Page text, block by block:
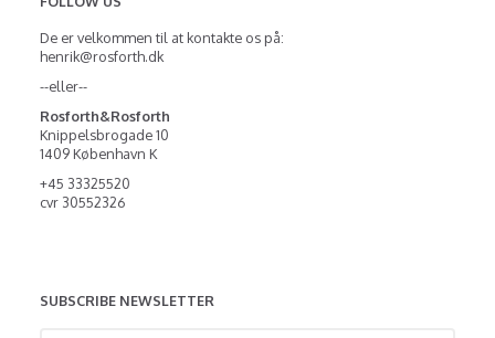
De er velkommen til at kontakte os på:
henrik@rosforth.dk
--eller--
Rosforth&Rosforth
Knippelsbrogade 10
1409 København K
+45 33325520
cvr 30552326
SUBSCRIBE NEWSLETTER